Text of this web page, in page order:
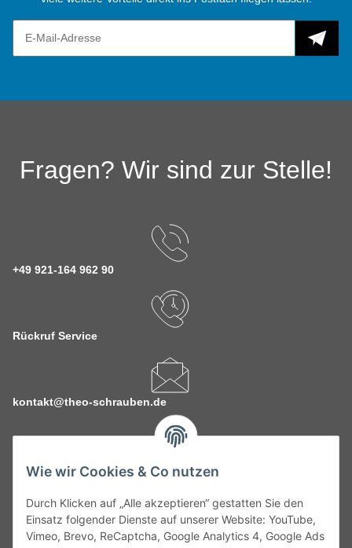
Wie wir Cookies & Co nutzen
Durch Klicken auf „Alle akzeptieren“ gestatten Sie den
Einsatz folgender Dienste auf unserer Website: YouTube,
Vimeo, Brevo, ReCaptcha, Google Analytics 4, Google Ads
Fragen? Wir sind zur Stelle!
+49 921-164 962 90
Rückruf Service
kontakt@theo-schrauben.de
Service